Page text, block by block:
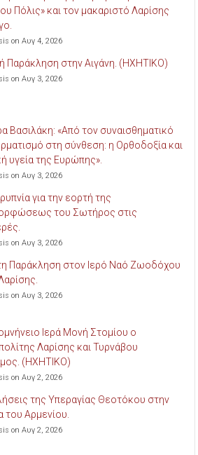
Πόλις» και τον μακαριστό Λαρίσης
on Αυγ 4, 2026
Παράκληση στην Αιγάνη. (ΗΧΗΤΙΚΟ)
on Αυγ 3, 2026
Βασιλάκη: «Από τον συναισθηματικό
στη σύνθεση: η Ορθοδοξία και
υγεία της Ευρώπης».
on Αυγ 3, 2026
για την εορτή της
του Σωτήρος στις
on Αυγ 3, 2026
Παράκληση στον Ιερό Ναό Ζωοδόχου
on Αυγ 3, 2026
Ιερά Μονή Στομίου ο
Λαρίσης και Τυρνάβου
(ΗΧΗΤΙΚΟ)
on Αυγ 2, 2026
της Υπεραγίας Θεοτόκου στην
του Αρμενίου.
on Αυγ 2, 2026